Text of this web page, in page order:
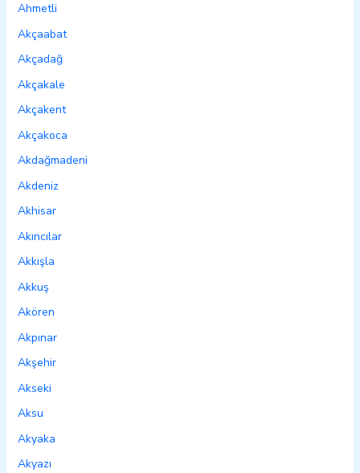
Ahmetli
Akçaabat
Akçadağ
Akçakale
Akçakent
Akçakoca
Akdağmadeni
Akdeniz
Akhisar
Akıncılar
Akkışla
Akkuş
Akören
Akpınar
Akşehir
Akseki
Aksu
Akyaka
Akyazı